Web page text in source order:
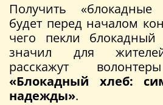
Получить
будет перед началом
чего пекли
значил для
расскажут
«Блокадный хлеб:
надежды».